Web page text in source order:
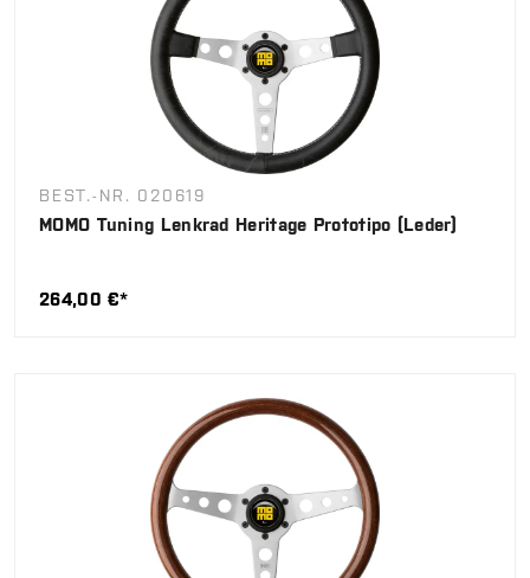
BEST.-NR. 020619
MOMO Tuning Lenkrad Heritage Prototipo (Leder)
264,00 €*